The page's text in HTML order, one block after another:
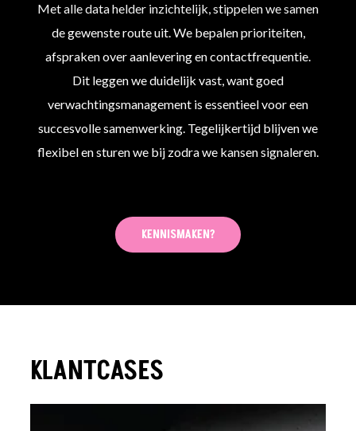
Met alle data helder inzichtelijk, stippelen we samen
de gewenste route uit. We bepalen prioriteiten,
afspraken over aanlevering en contactfrequentie.
Dit leggen we duidelijk vast, want goed
verwachtingsmanagement is essentieel voor een
succesvolle samenwerking. Tegelijkertijd blijven we
flexibel en sturen we bij zodra we kansen signaleren.
KENNISMAKEN?
KLANTCASES